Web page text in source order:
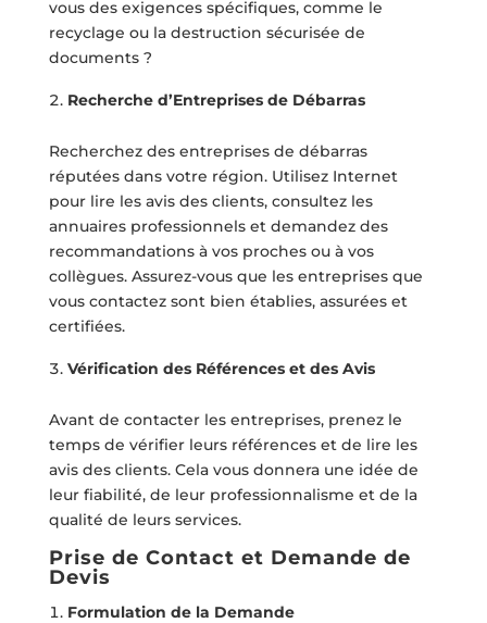
vous des exigences spécifiques, comme le
recyclage ou la destruction sécurisée de
documents ?
Recherche d’Entreprises de Débarras
Recherchez des entreprises de débarras
réputées dans votre région. Utilisez Internet
pour lire les avis des clients, consultez les
annuaires professionnels et demandez des
recommandations à vos proches ou à vos
collègues. Assurez-vous que les entreprises que
vous contactez sont bien établies, assurées et
certifiées.
Vérification des Références et des Avis
Avant de contacter les entreprises, prenez le
temps de vérifier leurs références et de lire les
avis des clients. Cela vous donnera une idée de
leur fiabilité, de leur professionnalisme et de la
qualité de leurs services.
Prise de Contact et Demande de
Devis
Formulation de la Demande